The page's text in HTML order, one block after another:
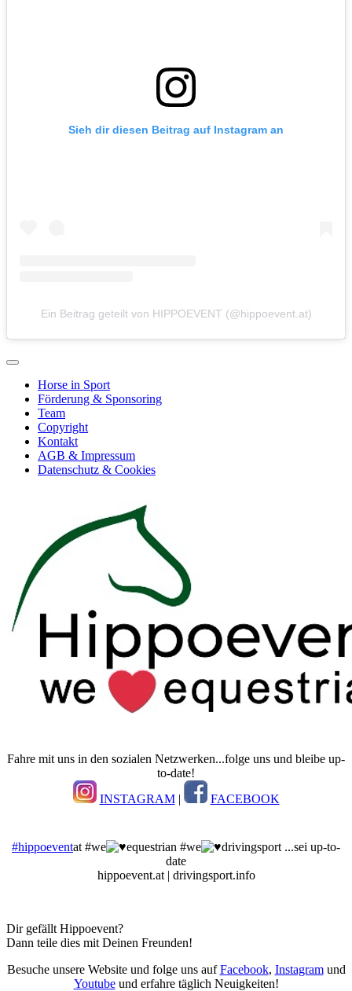
Sieh dir diesen Beitrag auf Instagram an
Ein Beitrag geteilt von HIPPOEVENT (@hippoevent.at)
Horse in Sport
Förderung & Sponsoring
Team
Copyright
Kontakt
AGB & Impressum
Datenschutz & Cookies
Fahre mit uns in den sozialen Netzwerken...folge uns und bleibe up-
to-date!
INSTAGRAM| FACEBOOK
#hippoeventat #we equestrian #we
drivingsport ...sei up-to-
date
hippoevent.at | drivingsport.info
Dir gefällt Hippoevent?
Dann teile dies mit Deinen Freunden!
Besuche unsere Website und folge uns aufFacebook, Instagramund
Youtubeund erfahre täglich Neuigkeiten!